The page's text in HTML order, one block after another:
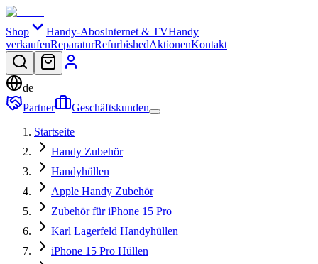
Shop Handy-AbosInternet & TVHandy
verkaufenReparaturRefurbishedAktionenKontakt
de
Partner
Geschäftskunden
Startseite
Handy Zubehör
Handyhüllen
Apple Handy Zubehör
Zubehör für iPhone 15 Pro
Karl Lagerfeld Handyhüllen
iPhone 15 Pro Hüllen